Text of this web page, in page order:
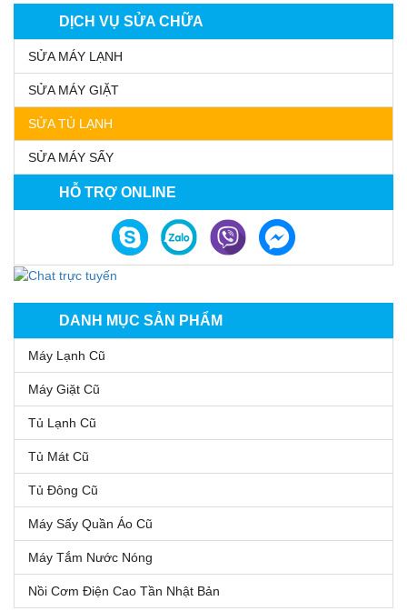
DỊCH VỤ SỬA CHỮA
SỬA MÁY LẠNH
SỬA MÁY GIẶT
SỬA TỦ LẠNH
SỬA MÁY SẤY
HỖ TRỢ ONLINE
DANH MỤC SẢN PHẨM
Máy Lạnh Cũ
Máy Giặt Cũ
Tủ Lạnh Cũ
Tủ Mát Cũ
Tủ Đông Cũ
Máy Sấy Quần Áo Cũ
Máy Tắm Nước Nóng
Nồi Cơm Điện Cao Tần Nhật Bản